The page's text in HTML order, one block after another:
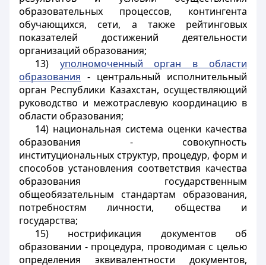
образовательных процессов, контингента
обучающихся, сети, а также рейтинговых
показателей достижений деятельности
организаций образования;
13) уполномоченный орган в области
образования - центральный исполнительный
орган Республики Казахстан, осуществляющий
руководство и межотраслевую координацию в
области образования;
14) национальная система оценки качества
образования - совокупность
институциональных структур, процедур, форм и
способов установления соответствия качества
образования государственным
общеобязательным стандартам образования,
потребностям личности, общества и
государства;
15) нострификация документов об
образовании - процедура, проводимая с целью
определения эквивалентности документов,